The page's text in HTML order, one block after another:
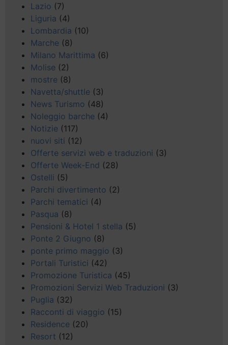
Lazio (7)
Liguria (4)
Lombardia (10)
Marche (8)
Milano Marittima (6)
Molise (2)
mostre (8)
Navetta/shuttle (3)
News Turismo (48)
Noleggio barche (4)
Notizie (117)
nuovi siti (12)
Offerte servizi web e traduzioni (3)
Offerte Week-End (28)
Ostelli (5)
Parchi divertimento (2)
Parchi tematici (4)
Pasqua (8)
Pensioni & Hotel 1 stella (5)
Ponte 2 Giugno (8)
ponte primo maggio (3)
Portali Turistici (42)
Promozione Turistica (45)
Promozioni Servizi Web Traduzioni (3)
Puglia (32)
Racconti di viaggio (15)
Residence (20)
Resort (12)